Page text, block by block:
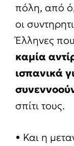
πόλη, από
οι
Έλληνες
καμία
ισπανικά
σπίτι τους.
• Και η